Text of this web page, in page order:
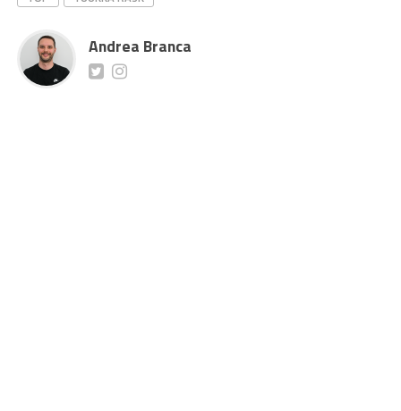
Andrea Branca